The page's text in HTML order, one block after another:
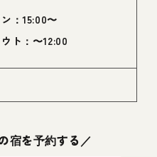
：15:00〜
ト：〜12:00
宿を予約する／